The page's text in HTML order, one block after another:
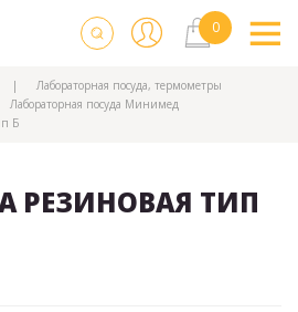
Лабораторная посуда, термометры
Лабораторная посуда Минимед
Б
РЕЗИНОВАЯ ТИП